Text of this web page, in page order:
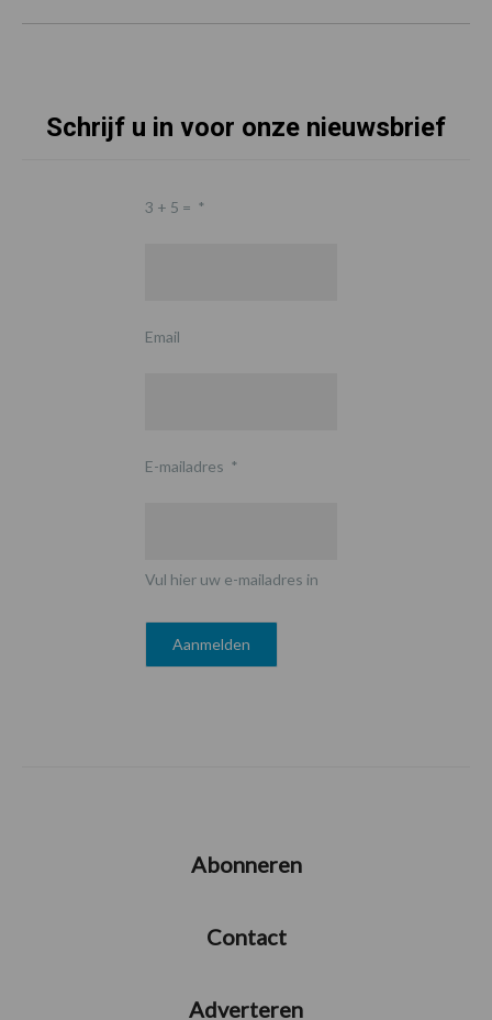
Schrijf u in voor onze nieuwsbrief
3 + 5 = *
Email
E-mailadres *
Vul hier uw e-mailadres in
Abonneren
Contact
Adverteren